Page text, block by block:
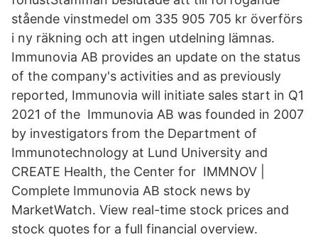
stående vinstmedel om 335 905 705 kr överförs
i ny räkning och att ingen utdelning lämnas.
Immunovia AB provides an update on the status
of the company's activities and as previously
reported, Immunovia will initiate sales start in Q1
2021 of the Immunovia AB was founded in 2007
by investigators from the Department of
Immunotechnology at Lund University and
CREATE Health, the Center for IMMNOV |
Complete Immunovia AB stock news by
MarketWatch. View real-time stock prices and
stock quotes for a full financial overview.